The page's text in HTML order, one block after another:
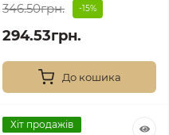
346.50грн. -15%
294.53грн.
До кошика
Хіт продажів